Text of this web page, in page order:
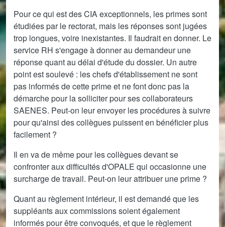
Pour ce qui est des CIA exceptionnels, les primes sont
étudiées par le rectorat, mais les réponses sont jugées
trop longues, voire inexistantes. Il faudrait en donner. Le
service RH s'engage à donner au demandeur une
réponse quant au délai d'étude du dossier. Un autre
point est soulevé : les chefs d'établissement ne sont
pas informés de cette prime et ne font donc pas la
démarche pour la solliciter pour ses collaborateurs
SAENES. Peut-on leur envoyer les procédures à suivre
pour qu'ainsi des collègues puissent en bénéficier plus
facilement ?
Il en va de même pour les collègues devant se
confronter aux difficultés d'OPALE qui occasionne une
surcharge de travail. Peut-on leur attribuer une prime ?
Quant au règlement intérieur, il est demandé que les
suppléants aux commissions soient également
informés pour être convoqués, et que le règlement